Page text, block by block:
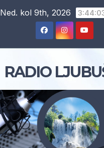
Ned. kol 9th, 2026
RADIO